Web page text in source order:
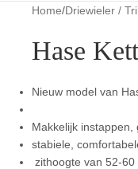
Home/Driewieler /
Hase
Nieuw model van
Makkelijk
stabiele,
zithoogte van 52-60